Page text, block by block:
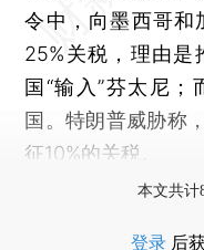
令中，向墨西哥和
25%关税，理由是
国“输入”芬太尼
国。特朗普威胁称
征10%的关税。
本文共计
登录 后